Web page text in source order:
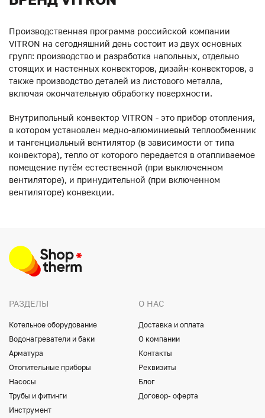
Производственная программа российской компании
VITRON на сегодняшний день состоит из двух основных
групп: производство и разработка напольных, отдельно
стоящих и настенных конвекторов, дизайн-конвекторов, а
также производство деталей из листового металла,
включая окончательную обработку поверхности.
Внутрипольный конвектор VITRON - это прибор отопления,
в котором установлен медно-алюминиевый теплообменник
и тангенциальный вентилятор (в зависимости от типа
конвектора), тепло от которого передается в отапливаемое
помещение путём естественной (при выключенном
вентиляторе), и принудительной (при включенном
вентиляторе) конвекции.
РАЗДЕЛЫ
Котельное оборудование
Водонагреватели и баки
Арматура
Отопительные приборы
Насосы
Трубы и фитинги
Инструмент
О НАС
Доставка и оплата
О компании
Контакты
Реквизиты
Блог
Договор- оферта